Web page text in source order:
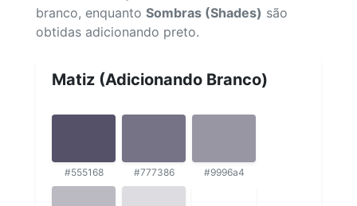
branco, enquanto Sombras (Shades) são
obtidas adicionando preto.
Matiz (Adicionando Branco)
#555168 #777386 #9996a4